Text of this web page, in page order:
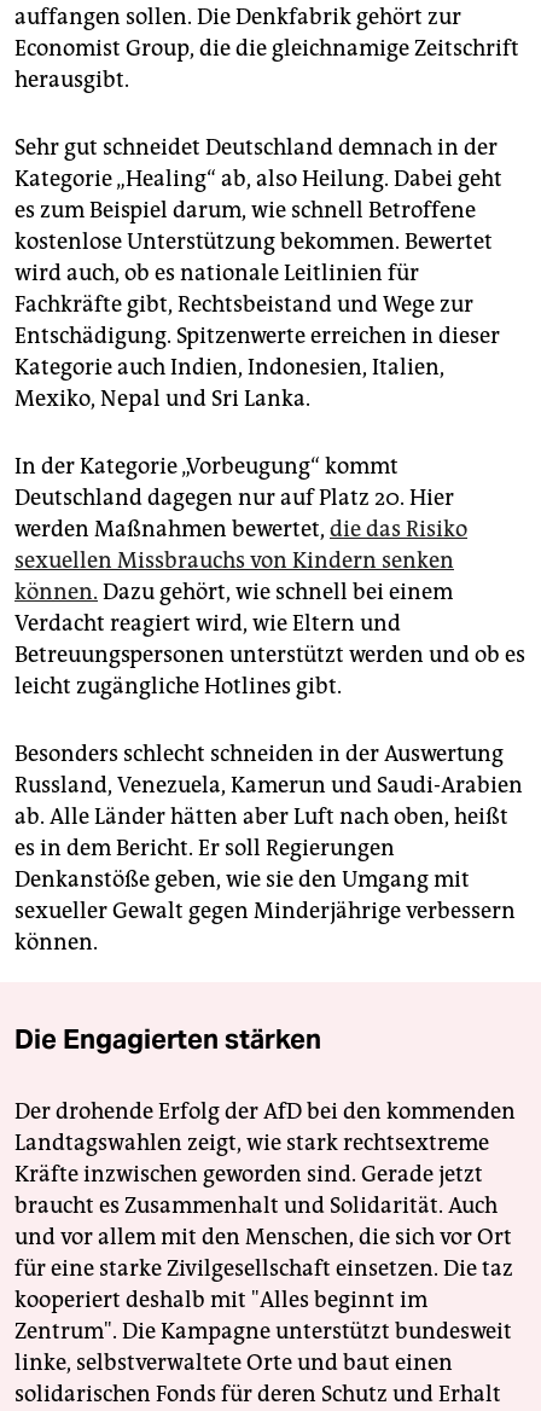
auffangen sollen. Die Denkfabrik gehört zur
Economist Group, die die gleichnamige Zeitschrift
herausgibt.
Sehr gut schneidet Deutschland demnach in der
Kategorie „Healing“ ab, also Heilung. Dabei geht
es zum Beispiel darum, wie schnell Betroffene
kostenlose Unterstützung bekommen. Bewertet
wird auch, ob es nationale Leitlinien für
Fachkräfte gibt, Rechtsbeistand und Wege zur
Entschädigung. Spitzenwerte erreichen in dieser
Kategorie auch Indien, Indonesien, Italien,
Mexiko, Nepal und Sri Lanka.
In der Kategorie „Vorbeugung“ kommt
Deutschland dagegen nur auf Platz 20. Hier
werden Maßnahmen bewertet, die das Risiko
sexuellen Missbrauchs von Kindern senken
können. Dazu gehört, wie schnell bei einem
Verdacht reagiert wird, wie Eltern und
Betreuungspersonen unterstützt werden und ob es
leicht zugängliche Hotlines gibt.
Besonders schlecht schneiden in der Auswertung
Russland, Venezuela, Kamerun und Saudi-Arabien
ab. Alle Länder hätten aber Luft nach oben, heißt
es in dem Bericht. Er soll Regierungen
Denkanstöße geben, wie sie den Umgang mit
sexueller Gewalt gegen Minderjährige verbessern
können.
Die Engagierten stärken
Der drohende Erfolg der AfD bei den kommenden
Landtagswahlen zeigt, wie stark rechtsextreme
Kräfte inzwischen geworden sind. Gerade jetzt
braucht es Zusammenhalt und Solidarität. Auch
und vor allem mit den Menschen, die sich vor Ort
für eine starke Zivilgesellschaft einsetzen. Die taz
kooperiert deshalb mit "Alles beginnt im
Zentrum". Die Kampagne unterstützt bundesweit
linke, selbstverwaltete Orte und baut einen
solidarischen Fonds für deren Schutz und Erhalt